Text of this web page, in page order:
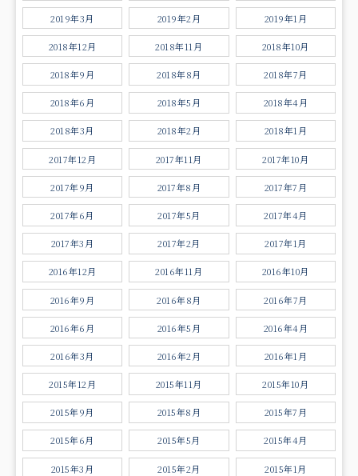
2019年3月 2019年2月 2019年1月
2018年12月 2018年11月 2018年10月
2018年9月 2018年8月 2018年7月
2018年6月 2018年5月 2018年4月
2018年3月 2018年2月 2018年1月
2017年12月 2017年11月 2017年10月
2017年9月 2017年8月 2017年7月
2017年6月 2017年5月 2017年4月
2017年3月 2017年2月 2017年1月
2016年12月 2016年11月 2016年10月
2016年9月 2016年8月 2016年7月
2016年6月 2016年5月 2016年4月
2016年3月 2016年2月 2016年1月
2015年12月 2015年11月 2015年10月
2015年9月 2015年8月 2015年7月
2015年6月 2015年5月 2015年4月
2015年3月 2015年2月 2015年1月